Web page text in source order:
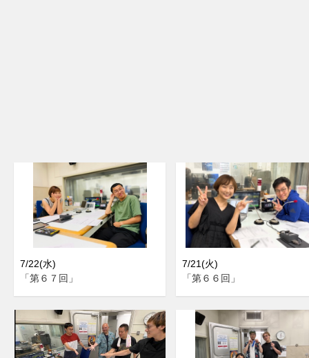
7/22(水)
「第６７回」
7/21(火)
「第６６回」